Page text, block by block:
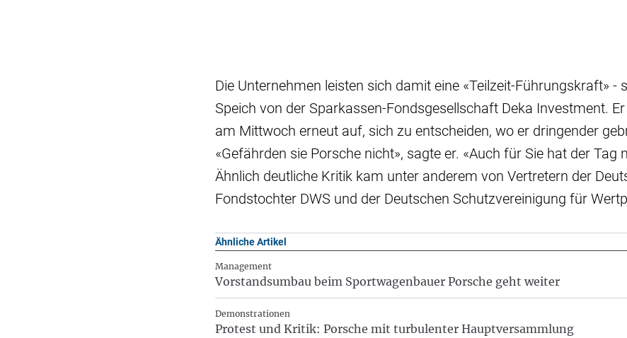
Die Unternehmen leisten sich damit eine «Teilzeit-Führungskraft» -
Speich von der Sparkassen-Fondsgesellschaft Deka Investment.
am Mittwoch erneut auf, sich zu entscheiden, wo er dringender
«Gefährden sie Porsche nicht», sagte er. «Auch für Sie hat der Tag
Ähnlich deutliche Kritik kam unter anderem von Vertretern der
Fondstochter DWS und der Deutschen Schutzvereinigung für
Ähnliche Artikel
Management
Vorstandsumbau beim Sportwagenbauer Porsche geht weiter
Demonstrationen
Protest und Kritik: Porsche mit turbulenter Hauptversammlung